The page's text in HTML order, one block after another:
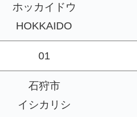
ホッカイドウ
HOKKAIDO
01
石狩市
イシカリシ